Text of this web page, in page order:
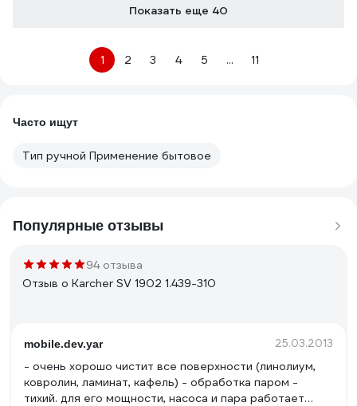
Показать еще 40
1 2 3 4 5 ... 11
Часто ищут
Тип ручной Применение бытовое
Популярные отзывы
94 отзыва
Отзыв о Karcher SV 1902 1.439-310
mobile.dev.yar 25.03.2013
- очень хорошо чистит все поверхности (линолиум,
ковролин, ламинат, кафель) - обработка паром -
тихий. для его мощности, насоса и пара работает